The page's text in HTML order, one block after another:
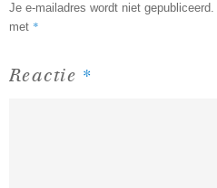
Je e-mailadres wordt niet gepubliceerd.
met *
Reactie *